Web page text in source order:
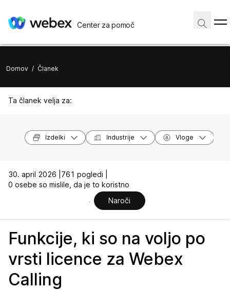
Center za pomoč
Domov / Članek
Ta članek velja za:
Izdelki Industrije Vloge
30. april 2026 | 761 pogledi |
0 osebe so mislile, da je to koristno
Naroči
Funkcije, ki so na voljo po
vrsti licence za Webex
Calling